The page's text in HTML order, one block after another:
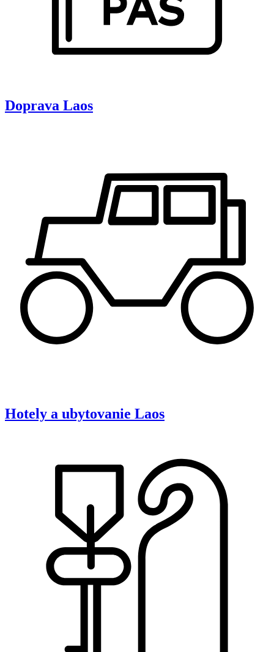
Doprava Laos
Hotely a ubytovanie Laos